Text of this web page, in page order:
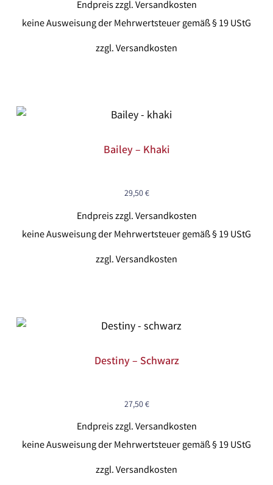
Endpreis zzgl. Versandkosten
keine Ausweisung der Mehrwertsteuer gemäß § 19 UStG
zzgl.Versandkosten
Bailey – Khaki
29,50€
Endpreis zzgl. Versandkosten
keine Ausweisung der Mehrwertsteuer gemäß § 19 UStG
zzgl.Versandkosten
Destiny – Schwarz
27,50€
Endpreis zzgl. Versandkosten
keine Ausweisung der Mehrwertsteuer gemäß § 19 UStG
zzgl.Versandkosten